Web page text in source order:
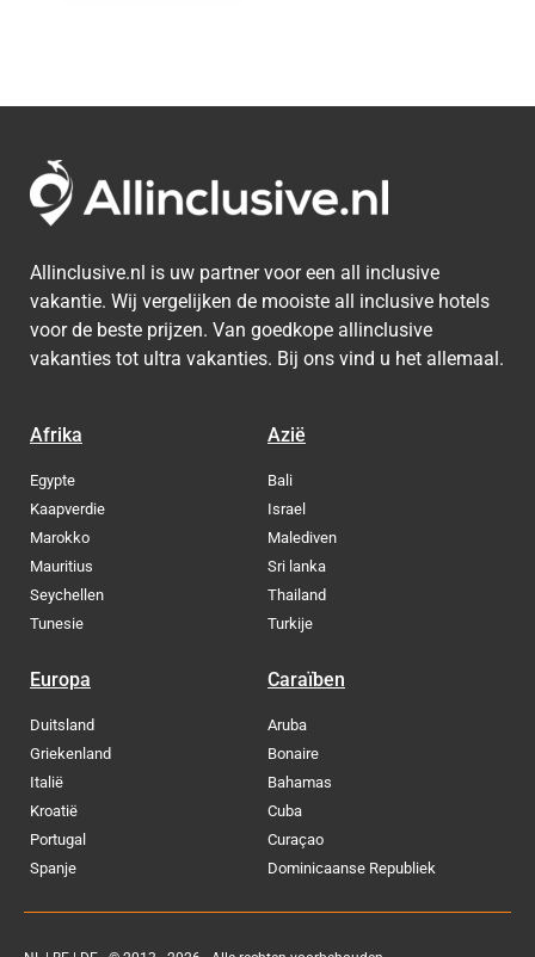
Allinclusive.nl is uw partner voor een all inclusive
vakantie. Wij vergelijken de mooiste all inclusive hotels
voor de beste prijzen. Van goedkope allinclusive
vakanties tot ultra vakanties. Bij ons vind u het allemaal.
Afrika
Egypte
Kaapverdie
Marokko
Mauritius
Seychellen
Tunesie
Azië
Bali
Israel
Malediven
Sri lanka
Thailand
Turkije
Europa
Duitsland
Griekenland
Italië
Kroatië
Portugal
Spanje
Caraïben
Aruba
Bonaire
Bahamas
Cuba
Curaçao
Dominicaanse Republiek